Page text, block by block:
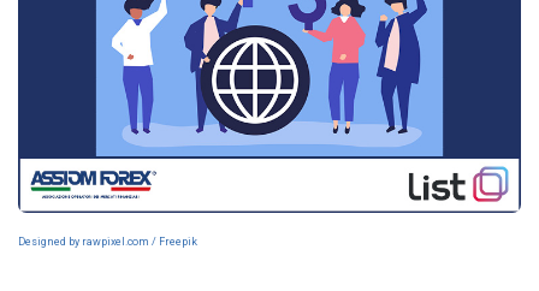
Designed by rawpixel.com / Freepik